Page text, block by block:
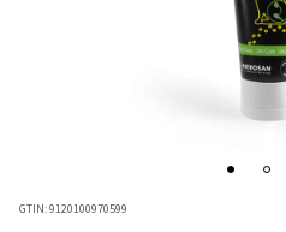
GTIN:9120100970599